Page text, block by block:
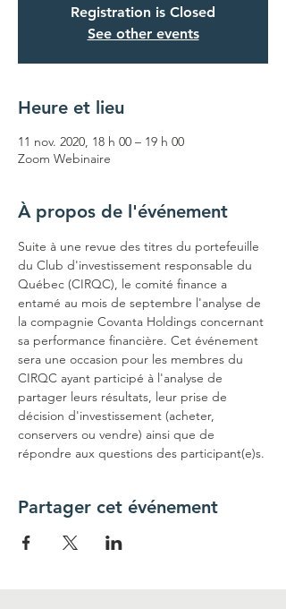
Registration is Closed
See other events
Heure et lieu
11 nov. 2020, 18 h 00 – 19 h 00
Zoom Webinaire
À propos de l'événement
Suite à une revue des titres du portefeuille
du Club d'investissement responsable du
Québec (CIRQC), le comité finance a
entamé au mois de septembre l'analyse de
la compagnie Covanta Holdings concernant
sa performance financière. Cet événement
sera une occasion pour les membres du
CIRQC ayant participé à l'analyse de
partager leurs résultats, leur prise de
décision d'investissement (acheter,
conservers ou vendre) ainsi que de
répondre aux questions des participant(e)s.
Partager cet événement